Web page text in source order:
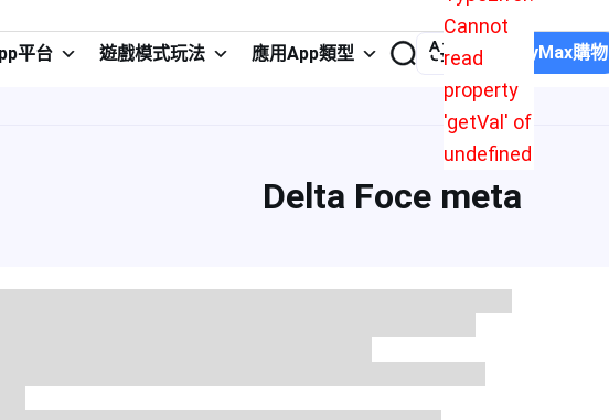
Cannot
read
property
'getVal' of
undefined
平台 遊戲模式玩法 應用App類型 在JollyMax購物
Delta Foce meta